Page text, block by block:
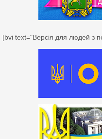
[bvi text="Версія для людей з